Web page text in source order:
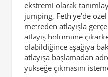
ekstremi olarak
jumping, Fethiye’de
metreden atlayışla
atlayış bölümüne
olabildiğince aşağıya
atlayışa başlamadan
yükseğe çıkmasını